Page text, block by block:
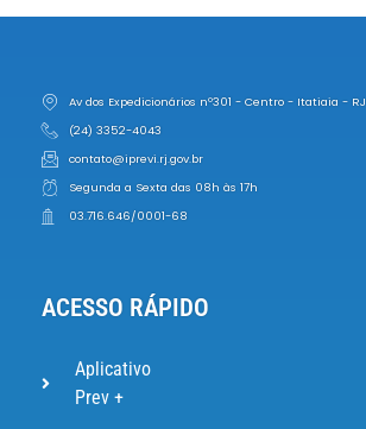
Av dos Expedicionários nº301 - Centro - Itatiaia - RJ
(24) 3352-4043
contato@iprevi.rj.gov.br
Segunda a Sexta das 08h às 17h
03.716.646/0001-68
ACESSO RÁPIDO
Aplicativo
Prev +